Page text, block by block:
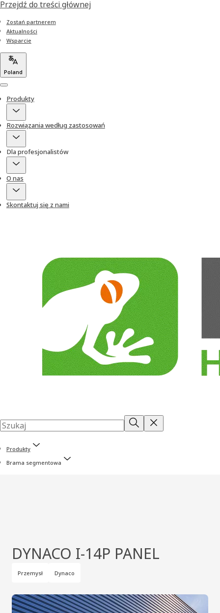
Przejdź do treści głównej
Zostań partnerem
Aktualności
Wsparcie
Poland
Menu
Produkty
Rozwiązania według zastosowań
Dla profesjonalistów
O nas
Skontaktuj się z nami
Produkty
Brama segmentowa
DYNACO I-14P PANEL
Przemysł Dynaco